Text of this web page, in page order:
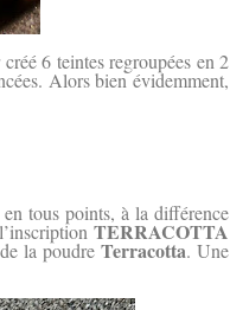
6 teintes regroupées en 2
Alors bien évidemment,
en tous points, à la différence
TERRACOTTA
la poudreTerracotta. Une